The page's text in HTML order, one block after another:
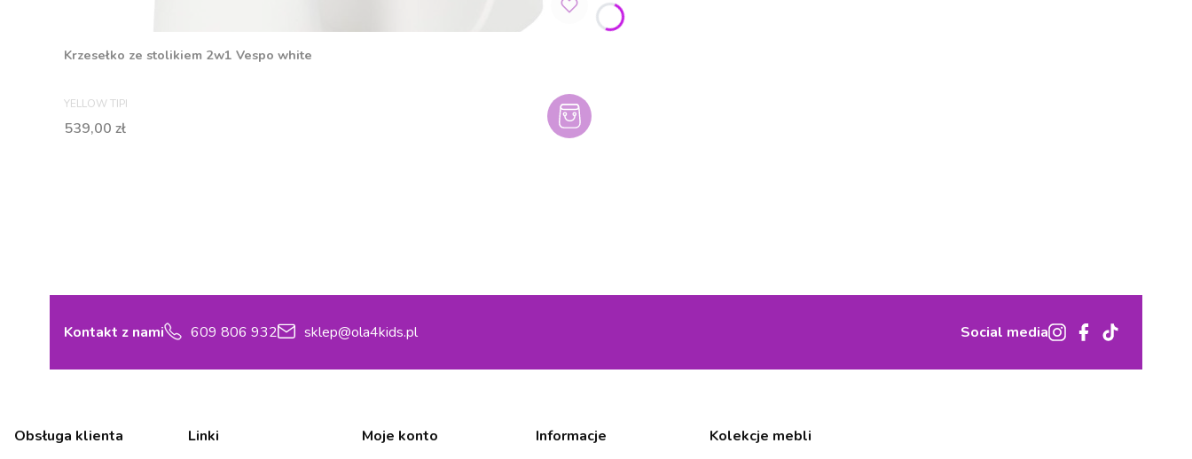
Krzesełko ze stolikiem 2w1 Vespo white
PRODUCENT
YELLOW TIPI
Cena
539,00 zł
Kontakt z nami 609 806 932 sklep@ola4kids.pl Social media
Linki w stopce
Obsługa klienta Linki Moje konto Informacje Kolekcje mebli